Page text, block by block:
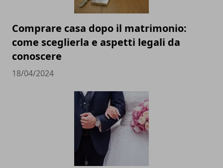
Comprare casa dopo il matrimonio:
come sceglierla e aspetti legali da
conoscere
18/04/2024